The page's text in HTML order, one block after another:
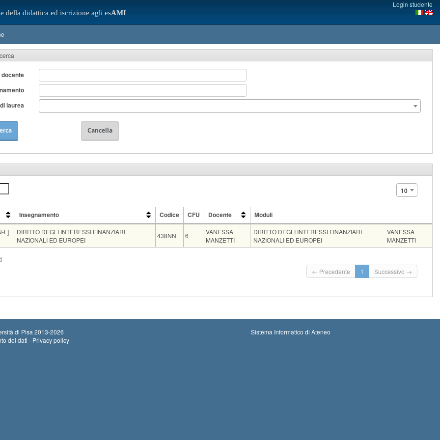
della didattica ed iscrizione agli esAMI
Login studente
docente
laurea
Cancella
10
Insegnamento Codice CFU Docente
Moduli
Insegnamento Docente Moduli
L]
DIRITTO DEGLI INTERESSI FINANZIARI
NAZIONALI ED EUROPEI
438NN 6
VANESSA
MANZETTI
DIRITTO DEGLI INTERESSI FINANZIARI
NAZIONALI ED EUROPEI
VANESSA
MANZETTI
Iscrizioni chiuse
← Precedente
1 Successivo →
di Pisa 2013-2026
dei dati - Privacy policy
Sistema Informatico di Ateneo